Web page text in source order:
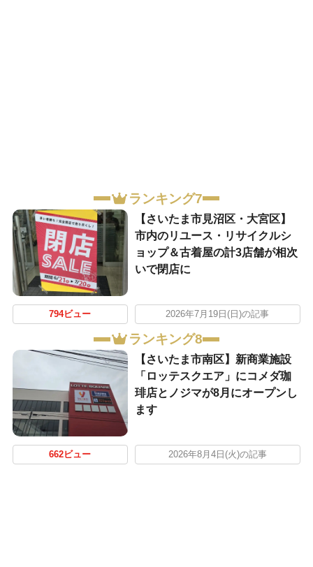
ランキング7
【さいたま市見沼区・大宮区】
市内のリユース・リサイクルシ
ョップ＆古着屋の計3店舗が相次
いで閉店に
794ビュー 2026年7月19日(日)の記事
ランキング8
【さいたま市南区】新商業施設
「ロッテスクエア」にコメダ珈
琲店とノジマが8月にオープンし
ます
662ビュー 2026年8月4日(火)の記事